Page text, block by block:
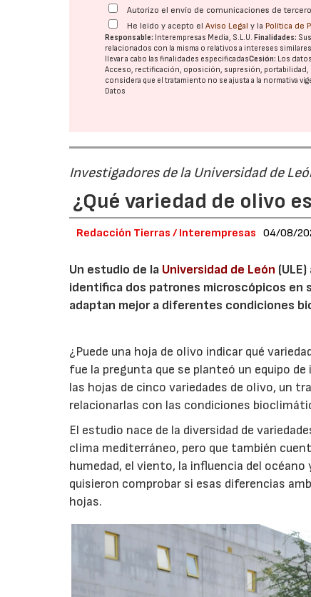
Autorizo el envío de comunicaciones de
He leído y acepto elAviso Legal y la Política de
Responsable: Interempresas Media, S.L.U. Finalidades:
relacionados con la misma o relativos a intereses
llevar a cabo las finalidades especificadasCesión: Los
Acceso, rectificación, oposición, supresión,
considera que el tratamiento no se ajusta a la normativa
Datos
Investigadores de la Universidad de
¿Qué variedad de olivo
Redacción Tierras / Interempresas 04/08/
Un estudio de la Universidad de León
identifica dos patrones microscópicos en
adaptan mejor a diferentes condiciones
¿Puede una hoja de olivo indicar qué
fue la pregunta que se planteó un equipo
las hojas de cinco variedades de olivo, un
relacionarlas con las condiciones
El estudio nace de la diversidad de
clima mediterráneo, pero que también
humedad, el viento, la influencia del
quisieron comprobar si esas diferencias
hojas.